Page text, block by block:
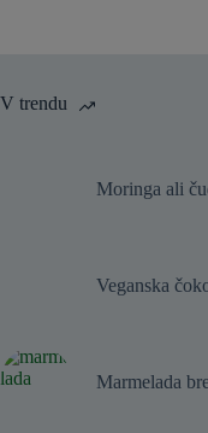
V trendu
Moringa ali
Veganska
Marmelada